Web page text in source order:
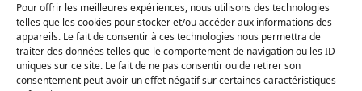
Pour offrir les meilleures expériences, nous utilisons des technologies
telles que les cookies pour stocker et/ou accéder aux informations des
appareils. Le fait de consentir à ces technologies nous permettra de
traiter des données telles que le comportement de navigation ou les ID
uniques sur ce site. Le fait de ne pas consentir ou de retirer son
consentement peut avoir un effet négatif sur certaines caractéristiques
COMMENT RÉDUIRE L’IMPACT ENVIRONNEMENTAL
D’UN CLUB NAUTIQUE
Installer récupération pluviale, systèmes de